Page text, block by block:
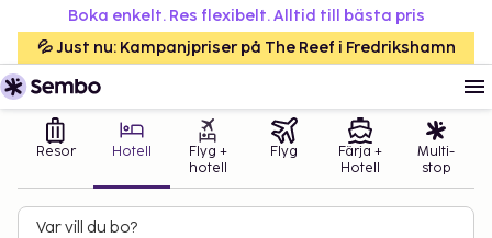
Boka enkelt. Res flexibelt. Alltid till bästa pris
💦 Just nu: Kampanjpriser på The Reef i Fredrikshamn
Resor Hotell
Flyg +
hotell
Flyg
Färja +
Hotell
Multi-
stop
Var vill du bo?